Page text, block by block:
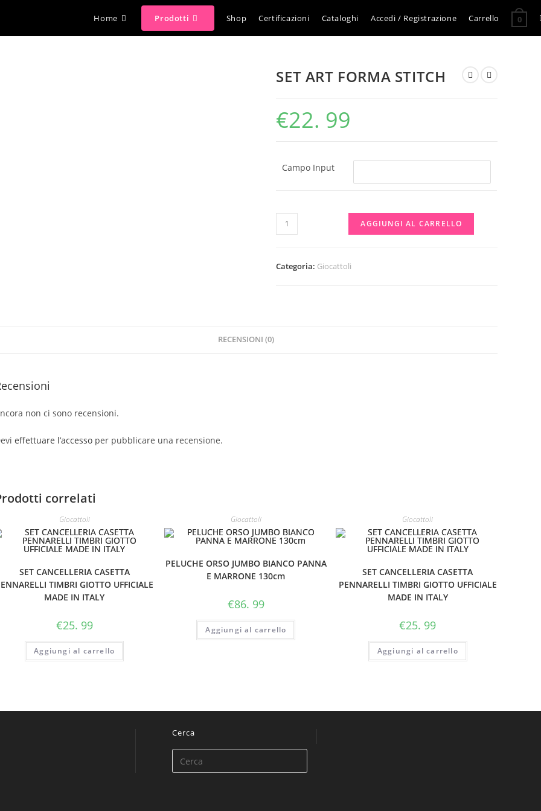
Home Prodotti Shop Certificazioni Cataloghi Accedi / Registrazione Carrello 0
SET ART FORMA STITCH
€22. 99
Campo Input
SET
ART
STITCH
AGGIUNGI AL CARRELLO
Categoria: Giocattoli
RECENSIONI (0)
non ci sono recensioni.
effettuare l’accesso per pubblicare una recensione.
correlati
Giocattoli
SET CANCELLERIA CASETTA
TIMBRI GIOTTO UFFICIALE
MADE IN ITALY
€25. 99
Aggiungi al carrello
Giocattoli
PELUCHE ORSO JUMBO BIANCO PANNA
E MARRONE 130cm
€86. 99
Aggiungi al carrello
Giocattoli
SET CANCELLERIA CASETTA
PENNARELLI TIMBRI GIOTTO UFFICIALE
MADE IN ITALY
€25. 99
Aggiungi al carrello
Cerca